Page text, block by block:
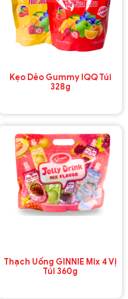
Kẹo Dẻo Gummy IQQ Túi
328g
Thạch Uống GINNIE Mix 4 Vị
Túi 360g